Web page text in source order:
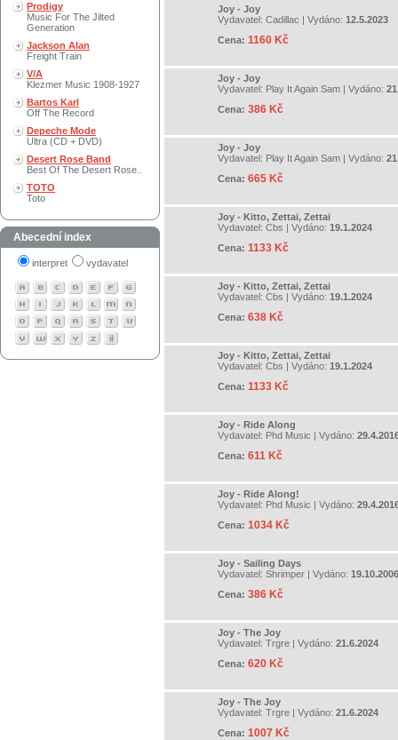
Prodigy
Music For The Jilted
Generation
Jackson Alan
Freight Train
V/A
Klezmer Music 1908-1927
Bartos Karl
Off The Record
Depeche Mode
Ultra (CD + DVD)
Desert Rose Band
Best Of The Desert Rose..
TOTO
Toto
Abecední index
interpret vydavatel
Joy - Joy
Vydavatel: Cadillac | Vydáno: 12.5.2023
Cena: 1160 Kč
Joy - Joy
Vydavatel: Play It Again Sam | Vydáno:
Cena: 386 Kč
Joy - Joy
Vydavatel: Play It Again Sam | Vydáno:
Cena: 665 Kč
Joy - Kitto, Zettai, Zettai
Vydavatel: Cbs | Vydáno: 19.1.2024
Cena: 1133 Kč
Joy - Kitto, Zettai, Zettai
Vydavatel: Cbs | Vydáno: 19.1.2024
Cena: 638 Kč
Joy - Kitto, Zettai, Zettai
Vydavatel: Cbs | Vydáno: 19.1.2024
Cena: 1133 Kč
Joy - Ride Along
Vydavatel: Phd Music | Vydáno:
Cena: 611 Kč
Joy - Ride Along!
Vydavatel: Phd Music | Vydáno:
Cena: 1034 Kč
Joy - Sailing Days
Vydavatel: Shrimper | Vydáno: 19.10.2006
Cena: 386 Kč
Joy - The Joy
Vydavatel: Trgre | Vydáno: 21.6.2024
Cena: 620 Kč
Joy - The Joy
Vydavatel: Trgre | Vydáno: 21.6.2024
Cena: 1007 Kč